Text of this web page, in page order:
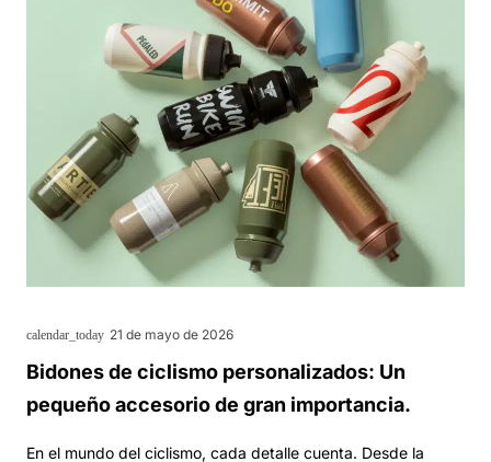
calendar_today 21 de mayo de 2026
Bidones de ciclismo personalizados: Un
pequeño accesorio de gran importancia.
En el mundo del ciclismo, cada detalle cuenta. Desde la